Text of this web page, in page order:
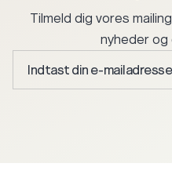
Tilmeld dig vores
nyheder og
Indtast